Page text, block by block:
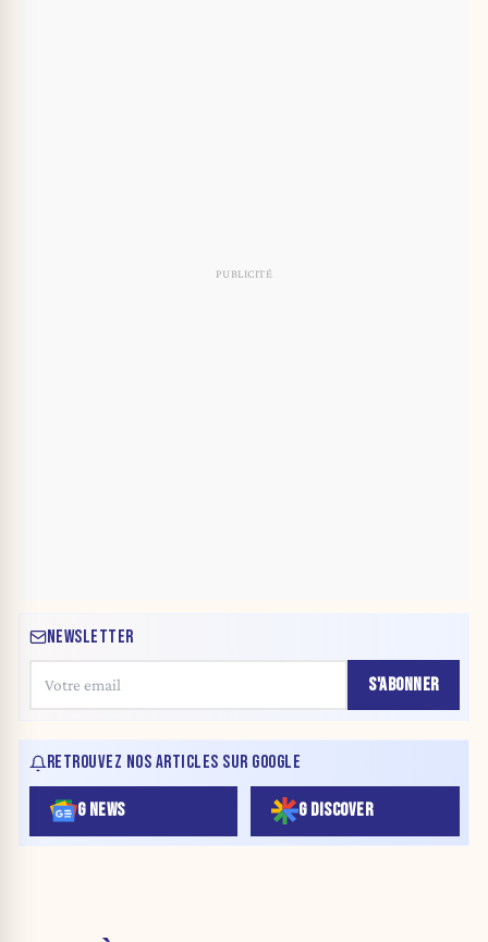
NEWSLETTER
S'ABONNER
RETROUVEZ NOS ARTICLES SUR GOOGLE
G NEWS G DISCOVER